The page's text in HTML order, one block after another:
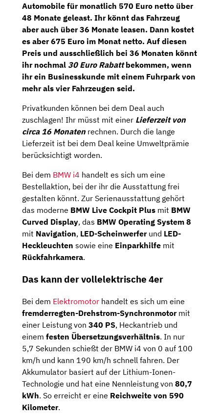
Automobile für monatlich 570 Euro netto über
48 Monate geleast. Ihr könnt das Fahrzeug
aber auch über 36 Monate leasen. Dann kostet
es aber 675 Euro im Monat netto. Auf diesen
Preis und ausschließlich bei 36 Monaten könnt
ihr nochmal 30 Euro Rabattbekommen, wenn
ihr ein Businesskunde mit einem Fuhrpark von
mehr als vier Fahrzeugen seid.
Privatkunden können bei dem Deal auch
zuschlagen! Ihr müsst mit einer Lieferzeit von
circa 16 Monaten rechnen. Durch die lange
Lieferzeit ist bei dem Deal keine Umweltprämie
berücksichtigt worden.
Bei dem BMW i4 handelt es sich um eine
Bestellaktion, bei der ihr die Ausstattung frei
gestalten könnt. Zur Serienausstattung gehört
das moderne BMW Live Cockpit Plus mit BMW
Curved Display, das BMW Operating System 8
mit Navigation, LED-Scheinwerferund LED-
Heckleuchten sowie eine Einparkhilfe mit
Rückfahrkamera.
Das kann der vollelektrische 4er
Bei dem Elektromotor handelt es sich um eine
fremderregten-Drehstrom-Synchronmotor mit
einer Leistung von 340 PS, Heckantrieb und
einem festen Übersetzungsverhältnis. In nur
5,7 Sekunden schießt der BMW i4 von 0 auf 100
km/h und kann 190 km/h schnell fahren. Der
Akkumulator basiert auf der Lithium-Ionen-
Technologie und hat eine Nennleistung von 80,7
kWh. So erreicht er eine Reichweite von 590
Kilometer.